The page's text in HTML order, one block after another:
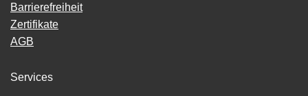
Barrierefreiheit
Zertifikate
AGB
Services